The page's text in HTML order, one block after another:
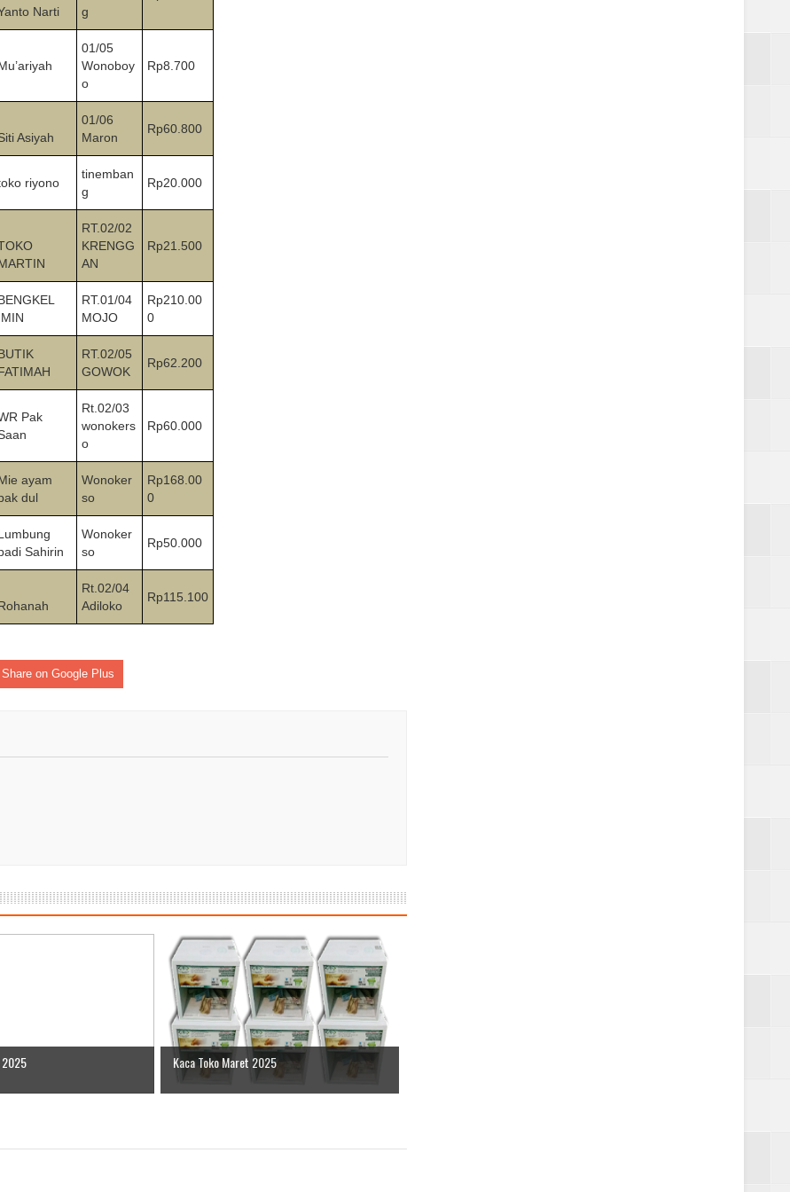
Narti
g
01/05
Wonoboy
o
Rp8.700
Asiyah
01/06
Maron
Rp60.800
riyono
tinemban
g
Rp20.000
RT.02/02
KRENGG
AN
Rp21.500
RT.01/04
MOJO
Rp210.00
0
RT.02/05
GOWOK
Rp62.200
Pak
Rt.02/03
wonokers
o
Rp60.000
ayam
dul
Wonoker
so
Rp168.00
0
Sahirin
Wonoker
so
Rp50.000
Rt.02/04
Adiloko
Rp115.100
Share on Google Plus
2025 Kaca Toko Maret 2025